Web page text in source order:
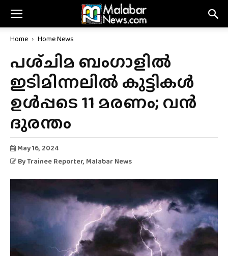
Home Home News
പശ്‌ചിമ ബംഗാളിൽ
ഇടിമിന്നലിൽ കുട്ടികൾ
ഉൾപ്പടെ 11 മരണം; വൻ
ദുരന്തം
May 16, 2024
ByTrainee Reporter, Malabar News